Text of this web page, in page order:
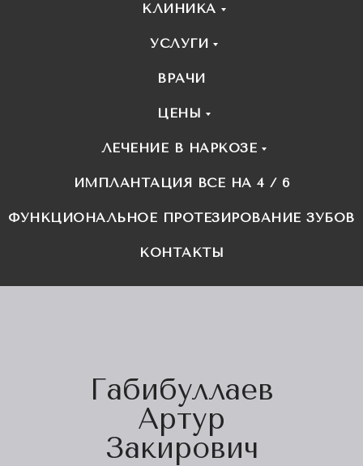
КЛИНИКА
УСЛУГИ
ВРАЧИ
ЦЕНЫ
ЛЕЧЕНИЕ В НАРКОЗЕ
ИМПЛАНТАЦИЯ ВСЕ НА 4 / 6
ФУНКЦИОНАЛЬНОЕ ПРОТЕЗИРОВАНИЕ ЗУБОВ
КОНТАКТЫ
Габибуллаев
Артур
Закирович